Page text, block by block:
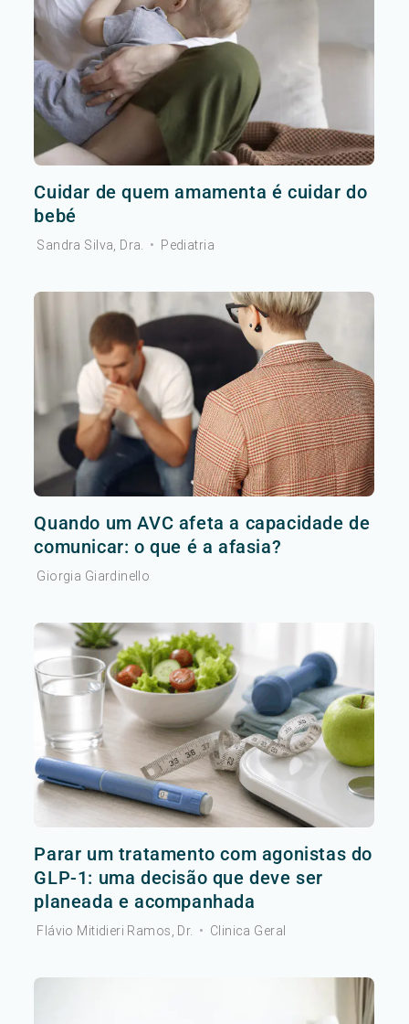
Cuidar de quem amamenta é cuidar do
bebé
Sandra Silva, Dra. • Pediatria
Quando um AVC afeta a capacidade de
comunicar: o que é a afasia?
Giorgia Giardinello
Parar um tratamento com agonistas do
GLP-1: uma decisão que deve ser
planeada e acompanhada
Flávio Mitidieri Ramos, Dr. • Clinica Geral